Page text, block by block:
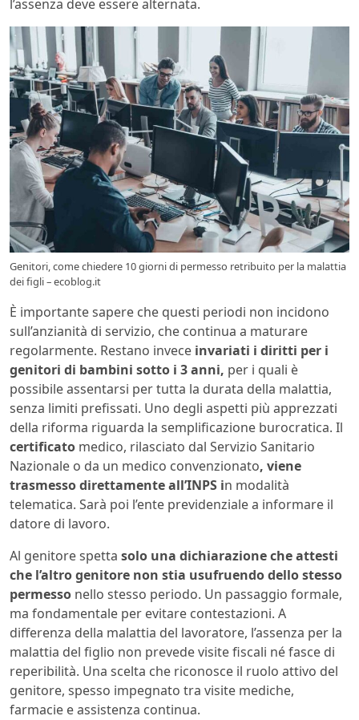
l’assenza deve essere alternata.
Genitori, come chiedere 10 giorni di permesso retribuito per la malattia
dei figli – ecoblog.it
È importante sapere che questi periodi non incidono
sull’anzianità di servizio, che continua a maturare
regolarmente. Restano invece invariati i diritti per i
genitori di bambini sotto i 3 anni, per i quali è
possibile assentarsi per tutta la durata della malattia,
senza limiti prefissati. Uno degli aspetti più apprezzati
della riforma riguarda la semplificazione burocratica. Il
certificato medico, rilasciato dal Servizio Sanitario
Nazionale o da un medico convenzionato, viene
trasmesso direttamente all’INPS in modalità
telematica. Sarà poi l’ente previdenziale a informare il
datore di lavoro.
Al genitore spetta solo una dichiarazione che attesti
che l’altro genitore non stia usufruendo dello stesso
permesso nello stesso periodo. Un passaggio formale,
ma fondamentale per evitare contestazioni. A
differenza della malattia del lavoratore, l’assenza per la
malattia del figlio non prevede visite fiscali né fasce di
reperibilità. Una scelta che riconosce il ruolo attivo del
genitore, spesso impegnato tra visite mediche,
farmacie e assistenza continua.